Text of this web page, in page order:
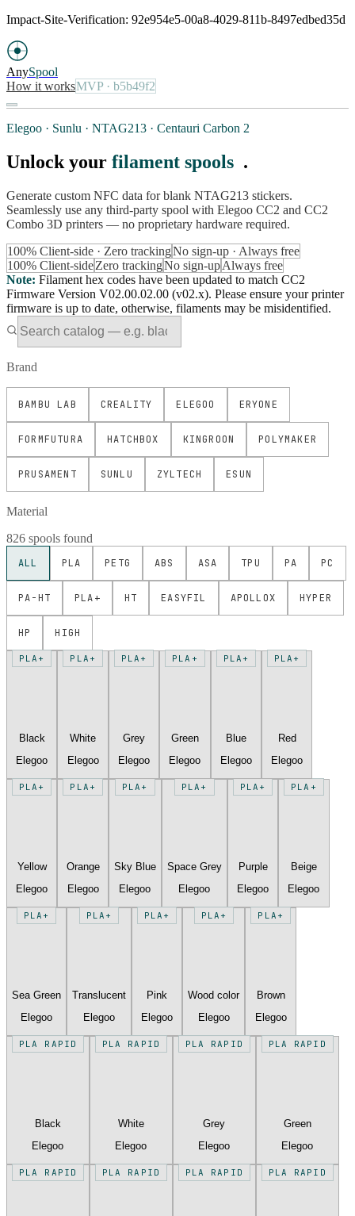
Impact-Site-Verification: 92e954e5-00a8-4029-811b-8497edbed35d
AnySpool
How it worksMVP· b5b49f2
Elegoo · Sunlu · NTAG213 · Centauri Carbon 2
Unlock your filament spools .
Generate custom NFC data for blank NTAG213 stickers.
Seamlessly use any third-party spool with Elegoo CC2 and CC2
Combo 3D printers — no proprietary hardware required.
100% Client-side · Zero trackingNo sign-up · Always free
100% Client-sideZero trackingNo sign-upAlways free
Note: Filament hex codes have been updated to match CC2
Firmware Version V02.00.02.00 (v02.x). Please ensure your printer
firmware is up to date, otherwise, filaments may be misidentified.
Brand
BAMBU LAB CREALITY ELEGOO ERYONE
FORMFUTURA HATCHBOX KINGROON POLYMAKER
PRUSAMENT SUNLU ZYLTECH ESUN
Material
826 spools found
ALL PLA PETG ABS ASA TPU PA PC
PA-HT PLA+ HT EASYFIL APOLLOX HYPER
HP HIGH
PLA+
Black
Elegoo
PLA+
White
Elegoo
PLA+
Grey
Elegoo
PLA+
Green
Elegoo
PLA+
Blue
Elegoo
PLA+
Red
Elegoo
PLA+
Yellow
Elegoo
PLA+
Orange
Elegoo
PLA+
Sky Blue
Elegoo
PLA+
Space Grey
Elegoo
PLA+
Purple
Elegoo
PLA+
Beige
Elegoo
PLA+
Sea Green
Elegoo
PLA+
Translucent
Elegoo
PLA+
Pink
Elegoo
PLA+
Wood color
Elegoo
PLA+
Brown
Elegoo
PLA RAPID
Black
Elegoo
PLA RAPID
White
Elegoo
PLA RAPID
Grey
Elegoo
PLA RAPID
Green
Elegoo
PLA RAPID PLA RAPID PLA RAPID PLA RAPID